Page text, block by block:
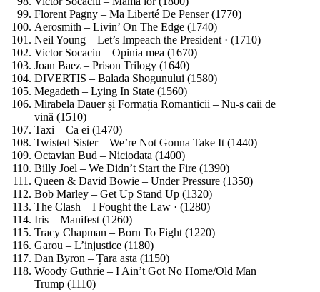
Florent Pagny – Ma Liberté De Penser (1770)
Aerosmith – Livin’ On The Edge (1740)
Neil Young – Let’s Impeach the President · (1710)
Victor Socaciu – Opinia mea (1670)
Joan Baez – Prison Trilogy (1640)
DIVERTIS – Balada Shogunului (1580)
Megadeth – Lying In State (1560)
Mirabela Dauer și Formația Romanticii – Nu-s caii de
vină (1510)
Taxi – Ca ei (1470)
Twisted Sister – We’re Not Gonna Take It (1440)
Octavian Bud – Niciodata (1400)
Billy Joel – We Didn’t Start the Fire (1390)
Queen & David Bowie – Under Pressure (1350)
Bob Marley – Get Up Stand Up (1320)
The Clash – I Fought the Law · (1280)
Iris – Manifest (1260)
Tracy Chapman – Born To Fight (1220)
Garou – L’injustice (1180)
Dan Byron – Țara asta (1150)
Woody Guthrie – I Ain’t Got No Home/Old Man
Trump (1110)